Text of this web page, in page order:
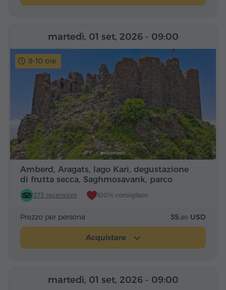
9-10 ore
Amberd, Aragats, lago Kari, degustazione
di frutta secca, Saghmosavank, parco
Alfabeto
373 recensioni 100% consigliato
martedì, 01 set, 2026 - 09:00
Prezzo per persona 35.80 USD
Acquistare
martedì, 01 set, 2026 - 09:00